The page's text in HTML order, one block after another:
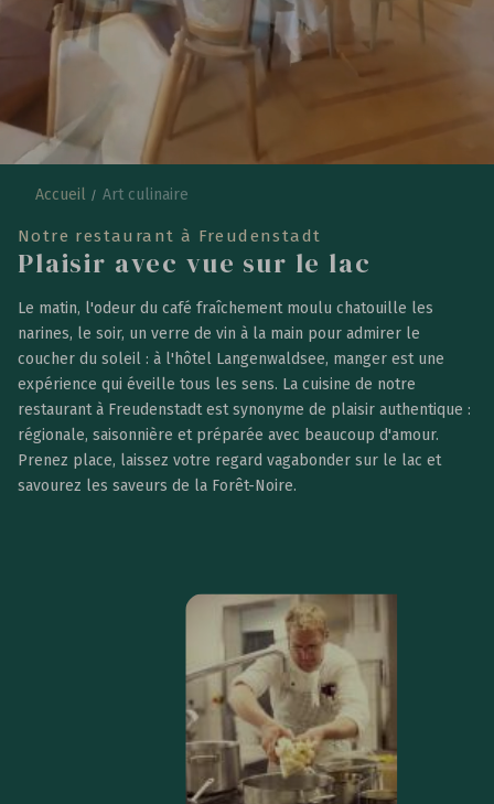
énéreux.
Authentique.
Accueil Art culinaire
Notre restaurant à Freudenstadt
Plaisir avec vue sur le lac
Le matin, l'odeur du café fraîchement moulu chatouille les
narines, le soir, un verre de vin à la main pour admirer le
coucher du soleil : à l'hôtel Langenwaldsee, manger est une
expérience qui éveille tous les sens. La cuisine de notre
restaurant à Freudenstadt est synonyme de plaisir authentique :
régionale, saisonnière et préparée avec beaucoup d'amour.
Prenez place, laissez votre regard vagabonder sur le lac et
savourez les saveurs de la Forêt-Noire.